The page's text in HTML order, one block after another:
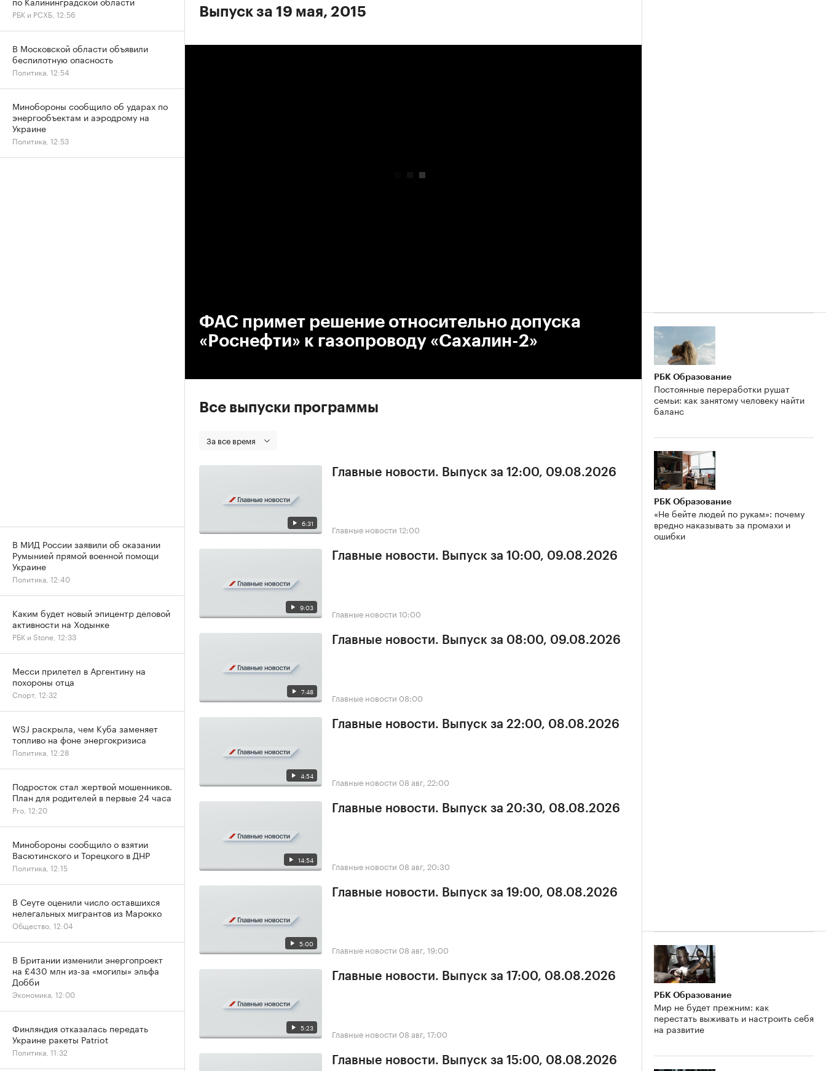
Выпуск за 19 мая, 2015
ФАС примет решение относительно допуска
«Роснефти» к газопроводу «Сахалин-2»
Все выпуски программы
За все время
6:31
Главные новости. Выпуск за 12:00, 09.08.2026
Главные новости 12:00
9:03
Главные новости. Выпуск за 10:00, 09.08.2026
Главные новости 10:00
7:48
Главные новости. Выпуск за 08:00, 09.08.2026
Главные новости 08:00
4:54
Главные новости. Выпуск за 22:00, 08.08.2026
Главные новости 08 авг, 22:00
14:54
Главные новости. Выпуск за 20:30, 08.08.2026
Главные новости 08 авг, 20:30
5:00
Главные новости. Выпуск за 19:00, 08.08.2026
Главные новости 08 авг, 19:00
5:23
Главные новости. Выпуск за 17:00, 08.08.2026
Главные новости 08 авг, 17:00
Главные новости. Выпуск за 15:00, 08.08.2026
РБК Образование
Постоянные переработки рушат
семьи: как занятому человеку найти
баланс
РБК Образование
«Не бейте людей по рукам»: почему
вредно наказывать за промахи и
ошибки
РБК Образование
Мир не будет прежним: как
перестать выживать и настроить себя
на развитие
РБК и РСХБ, 12:56
В Московской области объявили
беспилотную опасность
Политика, 12:54
Минобороны сообщило об ударах по
энергообъектам и аэродрому на
Украине
Политика, 12:53
В МИД России заявили об оказании
Румынией прямой военной помощи
Украине
Политика, 12:40
Каким будет новый эпицентр деловой
активности на Ходынке
РБК и Stone, 12:33
Месси прилетел в Аргентину на
похороны отца
Спорт, 12:32
WSJ раскрыла, чем Куба заменяет
топливо на фоне энергокризиса
Политика, 12:28
Подросток стал жертвой мошенников.
План для родителей в первые 24 часа
Pro, 12:20
Минобороны сообщило о взятии
Васютинского и Торецкого в ДНР
Политика, 12:15
В Сеуте оценили число оставшихся
нелегальных мигрантов из Марокко
Общество, 12:04
В Британии изменили энергопроект
на £430 млн из-за «могилы» эльфа
Добби
Экономика, 12:00
Финляндия отказалась передать
Украине ракеты Patriot
Политика, 11:32